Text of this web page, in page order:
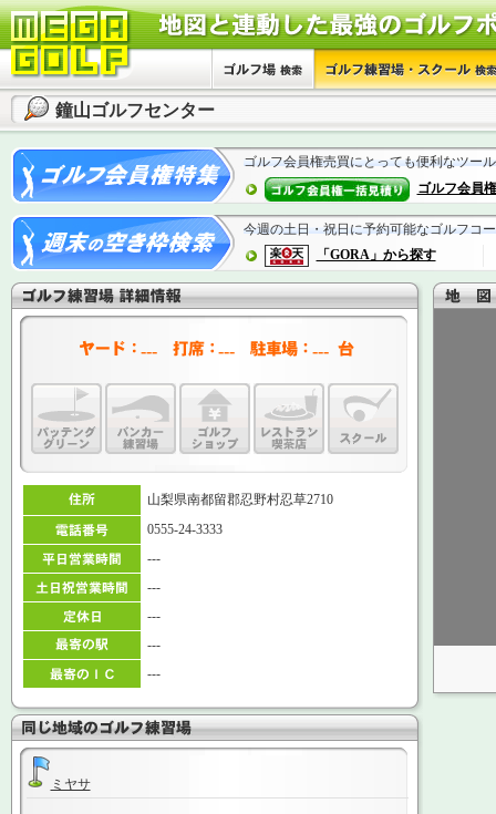
鐘山ゴルフセンター
ゴルフ会員権売買にとっても便利なツー
ゴルフ会員
今週の土日・祝日に予約可能なゴルフコ
「GORA」から探す
--- --- ---
山梨県南都留郡忍野村忍草2710
0555-24-3333
---
---
---
---
---
ミヤサ